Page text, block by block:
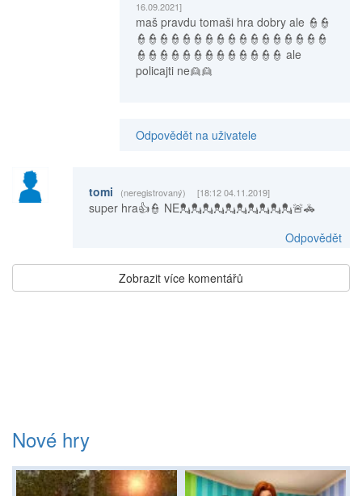
16.09.2021]
maš pravdu tomaši hra dobry ale 👮👮
👮👮👮👮👮👮👮👮👮👮👮👮👮👮👮👮👮
👮👮👮👮👮👮👮👮👮👮👮👮👮 ale
policajti ne👱👱
Odpovědět na uživatele
tomi (neregistrovaný) [18:12 04.11.2019]
super hra👍👮 NE💂💂💂💂💂💂💂💂💂💂🚨🚓
Odpovědět
Zobrazit více komentářů
Nové hry